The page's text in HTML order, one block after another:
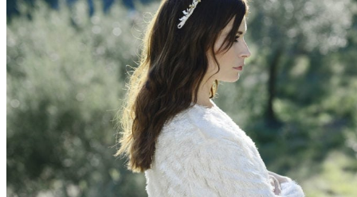
Boutonnières Classiques
Boutonnières Broches
Déco
Déco de table mariage
Bouquets déco
Couronnes murales
A propos